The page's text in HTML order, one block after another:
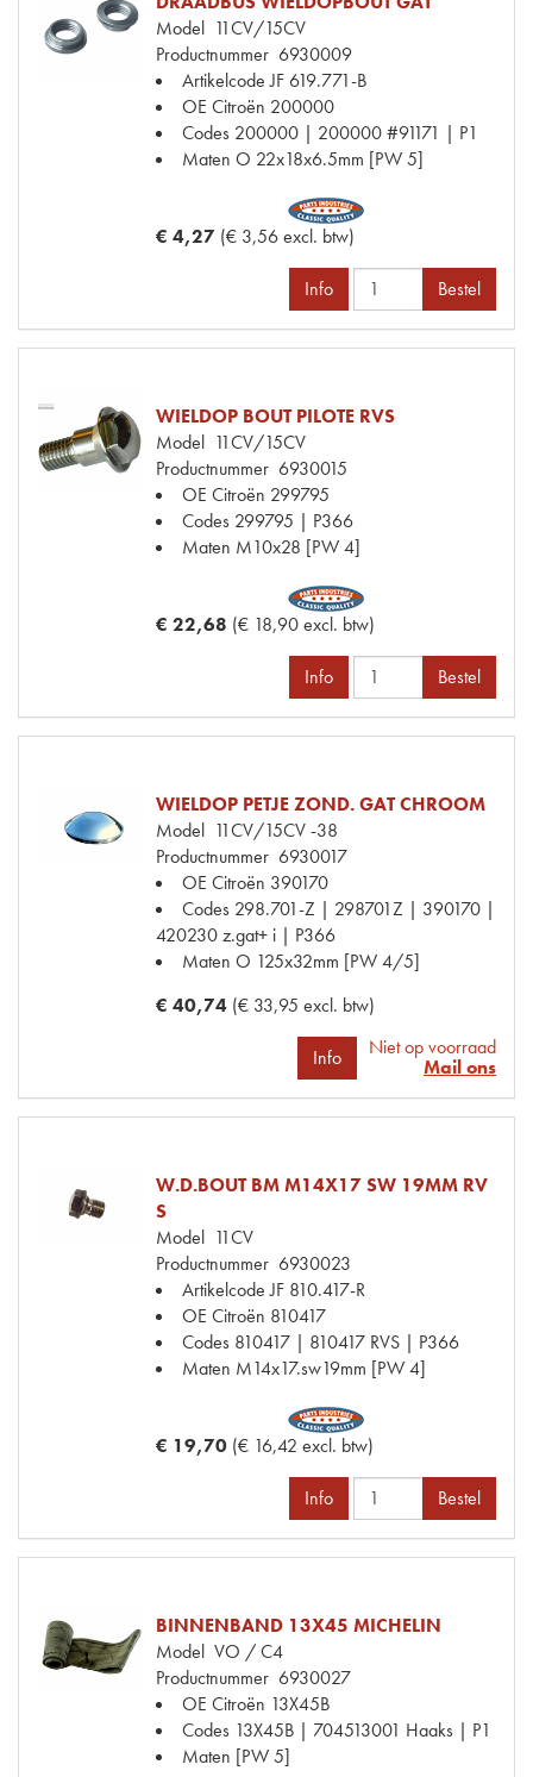
Model 11CV/15CV
Productnummer 6930009
Artikelcode JF 619.771-B
OE Citroën 200000
Codes 200000 | 200000 #91171 | P1
Maten O 22x18x6.5mm [PW 5]
€ 4,27 (€ 3,56 excl. btw)
Info Bestel
WIELDOP BOUT PILOTE RVS
Model 11CV/15CV
Productnummer 6930015
OE Citroën 299795
Codes 299795 | P366
Maten M10x28 [PW 4]
€ 22,68 (€ 18,90 excl. btw)
Info Bestel
WIELDOP PETJE ZOND. GAT CHROOM
Model 11CV/15CV -38
Productnummer 6930017
OE Citroën 390170
Codes 298.701-Z | 298701Z | 390170 |
420230 z.gat+ i | P366
Maten O 125x32mm [PW 4/5]
€ 40,74 (€ 33,95 excl. btw)
Info
Niet op voorraad
Mail ons
W.D.BOUT BM M14X17 SW 19MM RV
S
Model 11CV
Productnummer 6930023
Artikelcode JF 810.417-R
OE Citroën 810417
Codes 810417 | 810417 RVS | P366
Maten M14x17.sw19mm [PW 4]
€ 19,70 (€ 16,42 excl. btw)
Info Bestel
BINNENBAND 13X45 MICHELIN
Model VO / C4
Productnummer 6930027
OE Citroën 13X45B
Codes 13X45B | 704513001 Haaks | P1
Maten [PW 5]